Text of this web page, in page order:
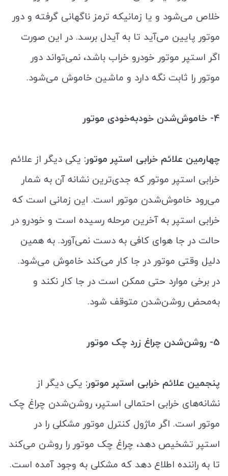
خلاص می‌شود و یا زمانیکه ترمز ناگهانی گرفته و دور
موتور پایین می‌آید تا به آیدل برسد. در این صورت
اگر استپر موتور خودرو خراب باشد، نمی‌تواند دور
موتور را ثابت نگه دارد و ماشین خاموش می‌شود.
4- خاموش‌شدن خودبه‌خودی موتور
چهارمین علائم خرابی استپر موتور: یکی دیگر از علائم
خرابی استپر موتور که جدی‌ترین نشانه آن به شمار
می‌رود خاموش‌شدن موتور است. این زمانی است که
خرابی استپر به آخرین مرحله رسیده است و خودرو در
حالت در جا هوای کافی به دست نمی‌آورد. به همین
دلیل وقتی موتور در جا کار می‌کند خاموش می‌شود.
در برخی موارد حتی ممکن است در جا کار نکند و
به‌محض روشن‌شدن متوقف شود.
5- روشن‌شدن چراغ زرد چک موتور
پنجمین علائم خرابی استپر موتور: یکی دیگر از
نشانه‌های خرابی احتمالی استپر، روشن‌شدن چراغ چک
موتور است. اگر ماژول کنترل موتور مشکلی را در
استپر تشخیص دهد، چراغ چک موتور را روشن می‌کند
تا به راننده اطلاع دهد که مشکلی به وجود آمده است.